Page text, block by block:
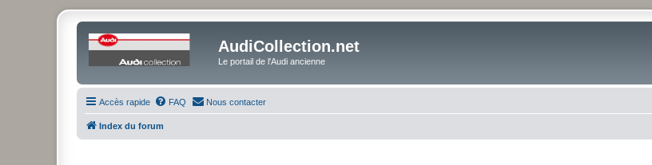
AudiCollection.net
Le portail de l'Audi ancienne
Accès rapide FAQ Nous contacter
Index du forum